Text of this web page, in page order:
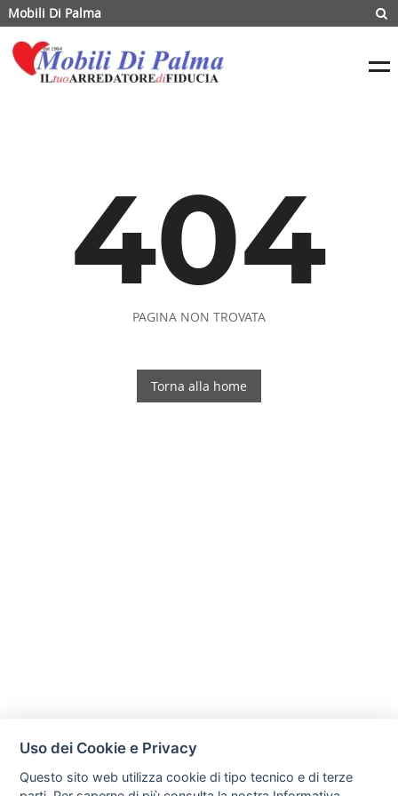
Mobili Di Palma
404
PAGINA NON TROVATA
Torna alla home
Uso dei Cookie e Privacy
Questo sito web utilizza cookie di tipo tecnico e di terze